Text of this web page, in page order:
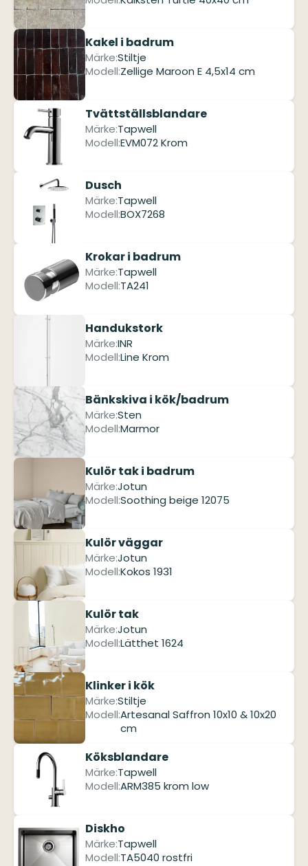
Kakel i badrum
Märke:Stiltje
Modell:Zellige Maroon E 4,5x14 cm
Tvättställsblandare
Märke:Tapwell
Modell:EVM072 Krom
Dusch
Märke:Tapwell
Modell:BOX7268
Krokar i badrum
Märke:Tapwell
Modell:TA241
Handukstork
Märke:INR
Modell:Line Krom
Bänkskiva i kök/badrum
Märke:Sten
Modell:Marmor
Kulör tak i badrum
Märke:Jotun
Modell:Soothing beige 12075
Kulör väggar
Märke:Jotun
Modell:Kokos 1931
Kulör tak
Märke:Jotun
Modell:Lätthet 1624
Klinker i kök
Märke:Stiltje
Modell:Artesanal Saffron 10x10 & 10x20
cm
Köksblandare
Märke:Tapwell
Modell:ARM385 krom low
Diskho
Märke:Tapwell
Modell:TA5040 rostfri